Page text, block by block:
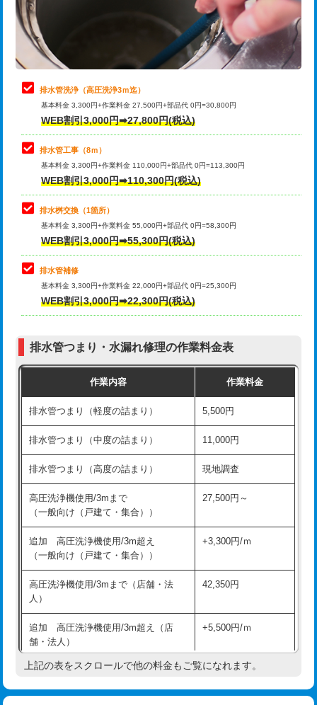
排水管工事（土の掘削・埋め戻し作
業）
11,000円~
排水管工事（排水管工事/3ｍまで） 55,000円
排水管工事（追加 排水管工事/3ｍ超
え）
マス交換（土の掘削・埋め戻し作業）
マス交換（深さ50㎝未満）
マス交換（深さ50㎝以上）
コンクリート斫り（厚さ10㎝まで）
コンクリート斫り（厚さ10㎝超え）
モルタル補修（厚さ10㎝まで）
モルタル補修（厚さ10㎝超え）
追加人工 16,500円
現場見積
※給水管工事は20mmまでの価格です。
止水・漏水調査・防水処理・清掃・修
理・調整・分解・加工など（軽作業）
11,000円
止水・漏水調査・防水処理・清掃・修
理・調整・分解・加工など（中作業）
22,000円
止水・漏水調査・防水処理・清掃・修
理・調整・分解・加工など（重作業）
33,000円
その他部品の脱着
交換・取付（タンク）
交換・取付(単水栓（壁付・デッキ
式）)
交換・取付(混合水栓（壁付・デッキ
式・ワンホール）)
16,500円+材料費
交換・取付(排水栓・排水トラップ
交換・取付（その他部品） 11,000円+材料費
持込商品取付（単水栓） 13,200円
持込商品取付（混合水栓） 16,500円
持込商品取付（浄水器・分岐水栓） 16,500円
給水管工事※（ホール加工) 16,500円
給水管工事※（バンド止め) 3,300円
給水管工事※（支持金具設置)
給水管工事※（保温材使用（バンド止
め込み）)
5,500円
給水管工事※（土の掘削・埋め戻し作
業)
11,000円
給水管工事※（塩ビ管（VP・HI）使
用/3ｍまで)
33,000円
給水管工事※（塩ビ管（VP・HI）使
+8,800円
排水管洗浄（高圧洗浄3ｍ迄）
基本料金 3,300円+作業料金 27,500円+部品代 0円=30,800円
WEB割引3,000円➡27,800円(税込)
排水管工事（8ｍ）
基本料金 3,300円+作業料金 110,000円+部品代 0円=113,300円
WEB割引3,000円➡110,300円(税込)
排水桝交換（1箇所）
基本料金 3,300円+作業料金 55,000円+部品代 0円=58,300円
WEB割引3,000円➡55,300円(税込)
排水管補修
基本料金 3,300円+作業料金 22,000円+部品代 0円=25,300円
WEB割引3,000円➡22,300円(税込)
排水管つまり・水漏れ修理の作業料金表
作業内容 作業料金
排水管つまり（軽度の詰まり） 5,500円
排水管つまり（中度の詰まり） 11,000円
排水管つまり（高度の詰まり） 現地調査
高圧洗浄機使用/3mまで
（一般向け（戸建て・集合））
27,500円～
追加 高圧洗浄機使用/3m超え
（一般向け（戸建て・集合））
+3,300円/ｍ
高圧洗浄機使用/3mまで（店舗・法
人）
42,350円
追加 高圧洗浄機使用/3m超え（店
舗・法人）
+5,500円/ｍ
高度高圧洗浄換 現地調査
上記の表をスクロールで他の料金もご覧になれます。